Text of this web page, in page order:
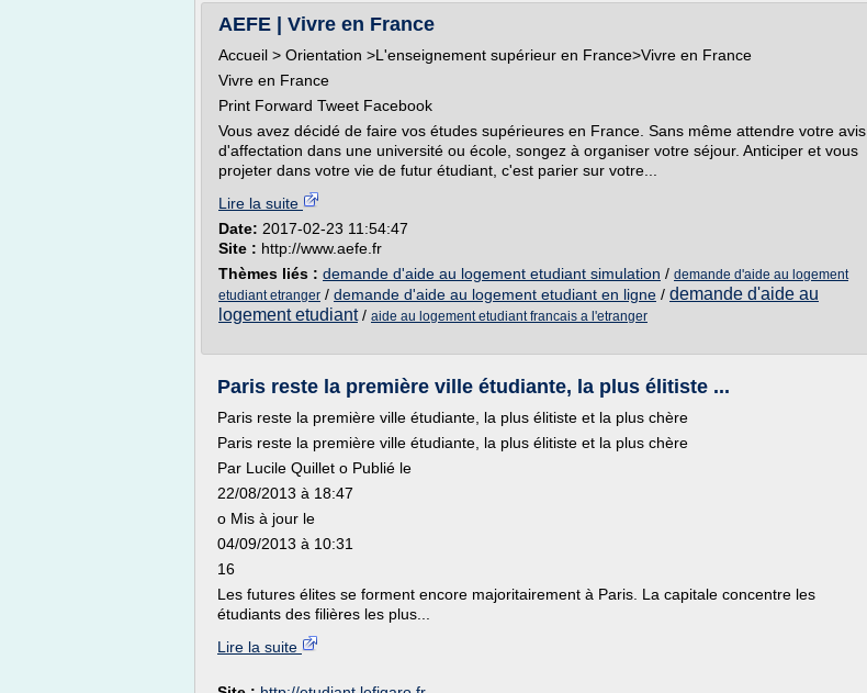
AEFE | Vivre en France
Accueil > Orientation >L'enseignement supérieur en France>Vivre en France
Vivre en France
Print Forward Tweet Facebook
Vous avez décidé de faire vos études supérieures en France. Sans même attendre votre avis
d'affectation dans une université ou école, songez à organiser votre séjour. Anticiper et vous
projeter dans votre vie de futur étudiant, c'est parier sur votre...
Lire la suite
Date: 2017-02-23 11:54:47
Site : http://www.aefe.fr
Thèmes liés : demande d'aide au logement etudiant simulation / demande d'aide au logement
etudiant etranger / demande d'aide au logement etudiant en ligne / demande d'aide au
logement etudiant/ aide au logement etudiant francais a l'etranger
Paris reste la première ville étudiante, la plus élitiste ...
Paris reste la première ville étudiante, la plus élitiste et la plus chère
Paris reste la première ville étudiante, la plus élitiste et la plus chère
Par Lucile Quillet o Publié le
22/08/2013 à 18:47
o Mis à jour le
04/09/2013 à 10:31
16
Les futures élites se forment encore majoritairement à Paris. La capitale concentre les
étudiants des filières les plus...
Lire la suite